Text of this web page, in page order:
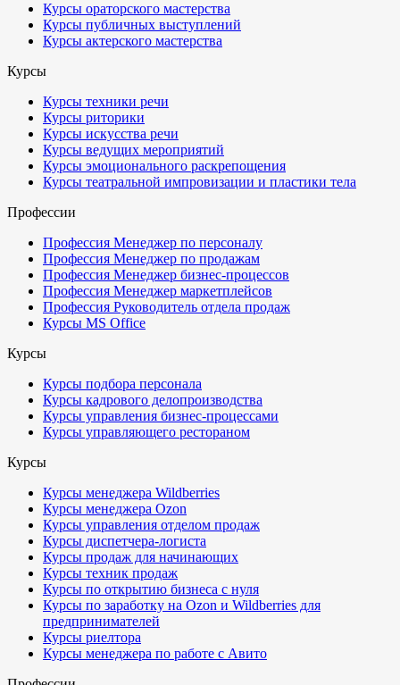
Курсы ораторского мастерства
Курсы публичных выступлений
Курсы актерского мастерства
Курсы
Курсы техники речи
Курсы риторики
Курсы искусства речи
Курсы ведущих мероприятий
Курсы эмоционального раскрепощения
Курсы театральной импровизации и пластики тела
Профессии
Профессия Менеджер по персоналу
Профессия Менеджер по продажам
Профессия Менеджер бизнес-процессов
Профессия Менеджер маркетплейсов
Профессия Руководитель отдела продаж
Курсы MS Office
Курсы
Курсы подбора персонала
Курсы кадрового делопроизводства
Курсы управления бизнес-процессами
Курсы управляющего рестораном
Курсы
Курсы менеджера Wildberries
Курсы менеджера Ozon
Курсы управления отделом продаж
Курсы диспетчера-логиста
Курсы продаж для начинающих
Курсы техник продаж
Курсы по открытию бизнеса с нуля
Курсы по заработку на Ozon и Wildberries для
предпринимателей
Курсы риелтора
Курсы менеджера по работе с Авито